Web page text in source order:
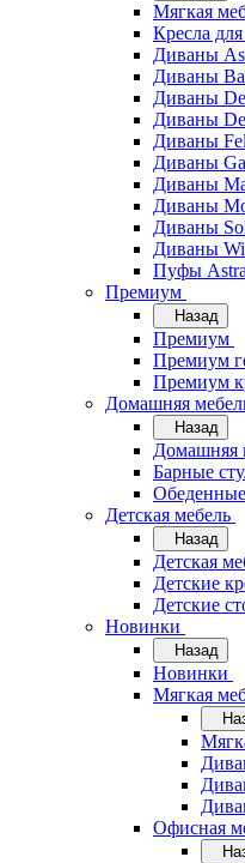
Мягкая
Кресла
Диваны
Диваны
Диваны
Диваны
Диваны
Диваны
Диваны
Диваны
Диваны
Диваны
Пуфы
Премиум
Назад
Премиум
Премиум
Премиум
Домашняя
Назад
Домашняя
Барные
Обеденные
Детская мебель
Назад
Детская
Детские
Детские
Новинки
Назад
Новинки
Мягкая
Офисная